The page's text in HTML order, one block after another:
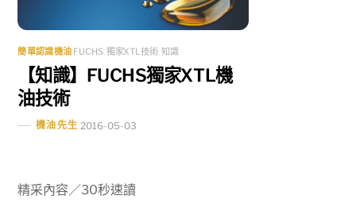
簡單認識機油 FUCHS, 獨家XTL技術, 知識
【知識】FUCHS獨家XTL機
油技術
機油先生 2016-05-03
精采內容／30秒速讀